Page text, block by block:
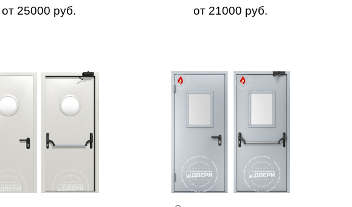
от 25000 руб. от 21000 руб.